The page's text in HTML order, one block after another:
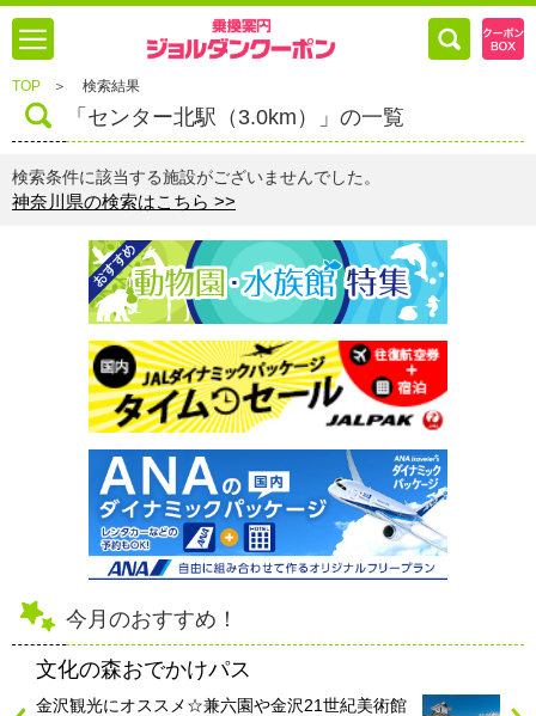
TOP ＞ 検索結果
「センター北駅（3.0km）」の一覧
検索条件に該当する施設がございませんでした。
神奈川県の検索はこちら >>
今月のおすすめ！
文化の森おでかけパス
金沢観光にオススメ☆兼六園や金沢21世紀美術館